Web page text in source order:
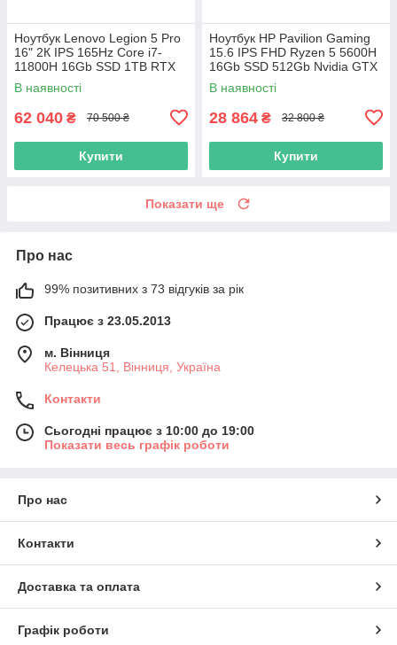
Ноутбук Lenovo Legion 5 Pro
16" 2К IPS 165Hz Core i7-
11800H 16Gb SSD 1TB RTX
3070 8GB
В наявності
62 040 ₴ 70 500 ₴
Купити
Ноутбук HP Pavilion Gaming
15.6 IPS FHD Ryzen 5 5600H
16Gb SSD 512Gb Nvidia GTX
1650 4GB
В наявності
28 864 ₴ 32 800 ₴
Купити
Показати ще
Про нас
99% позитивних з 73 відгуків за рік
Працює з 23.05.2013
м. Вінниця
Келецька 51, Вінниця, Україна
Контакти
Сьогодні працює з 10:00 до 19:00
Показати весь графік роботи
Про нас
Контакти
Доставка та оплата
Графік роботи